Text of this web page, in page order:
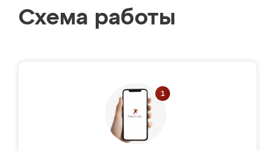
Схема работы